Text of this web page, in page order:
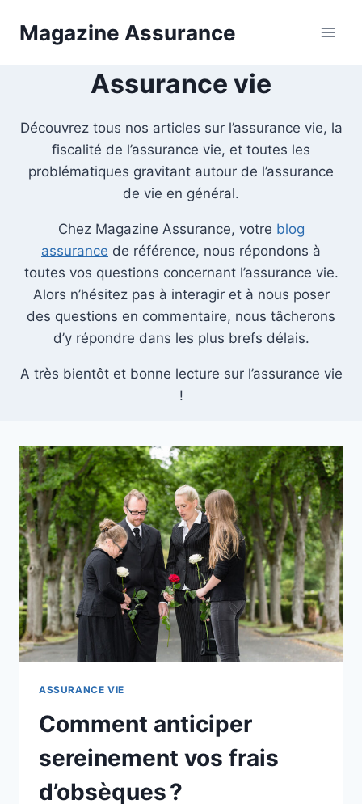
Magazine Assurance
Assurance vie
Découvrez tous nos articles sur l’assurance vie, la
fiscalité de l’assurance vie, et toutes les
problématiques gravitant autour de l’assurance
de vie en général.
Chez Magazine Assurance, votre blog
assurance de référence, nous répondons à
toutes vos questions concernant l’assurance vie.
Alors n’hésitez pas à interagir et à nous poser
des questions en commentaire, nous tâcherons
d’y répondre dans les plus brefs délais.
A très bientôt et bonne lecture sur l’assurance vie
!
ASSURANCE VIE
Comment anticiper
sereinement vos frais
d’obsèques ?